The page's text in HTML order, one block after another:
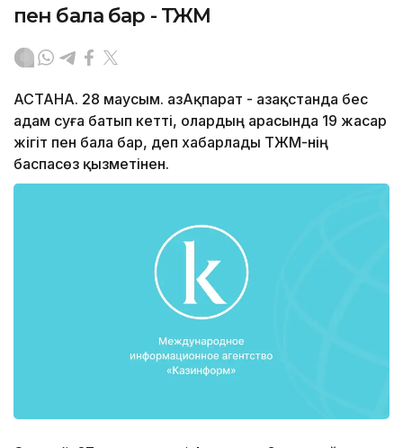
пен бала бар - ТЖМ
АСТАНА. 28 маусым. ҚазАқпарат - Қазақстанда бес
адам суға батып кетті, олардың арасында 19 жасар
жігіт пен бала бар, деп хабарлады ТЖМ-нің
баспасөз қызметінен.